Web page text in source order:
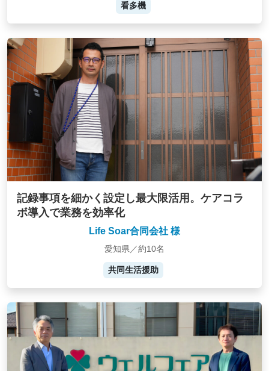
看多機
記録事項を細かく設定し最大限活用。ケアコラ
ボ導入で業務を効率化
Life Soar合同会社 様
愛知県／約10名
共同生活援助